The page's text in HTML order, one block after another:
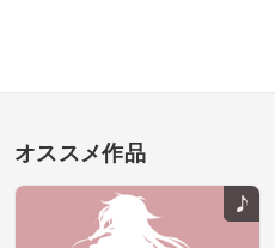
オススメ作品